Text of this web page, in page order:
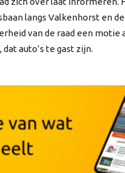
langs Valkenhorst en
van de raad een motie
auto’s te gast zijn.